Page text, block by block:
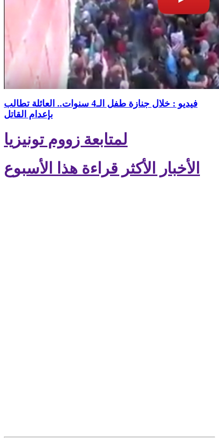
فيديو : خلال جنازة طفل الـ4 سنوات.. العائلة تطالب
بإعدام القاتل
لمتابعة زووم تونيزيا
الأخبار الأكثر قراءة هذا الأسبوع